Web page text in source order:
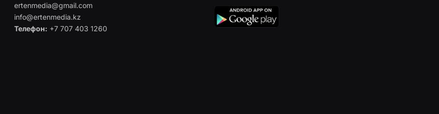
ertenmedia@gmail.com
info@ertenmedia.kz
Телефон: +7 707 403 1260